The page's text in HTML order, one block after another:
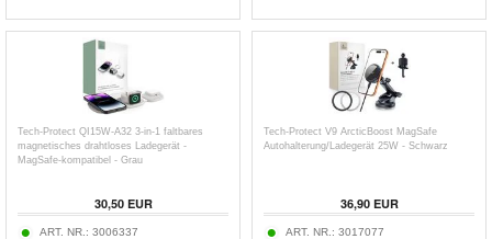
Tech-Protect QI15W-A32 3-in-1 faltbares
magnetisches drahtloses Ladegerät -
MagSafe-kompatibel - Grau
30,50EUR
ART. NR.: 3006337
Tech-Protect V9 ArcticBoost MagSafe
Autohalterung/Ladegerät 25W - Schwarz
36,90EUR
ART. NR.: 3017077